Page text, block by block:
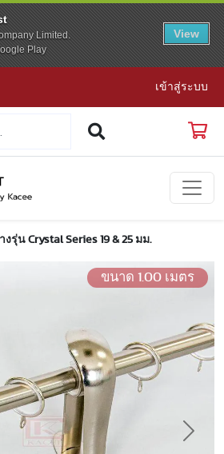
Limited.
Play
View
เข้าสู่ระบบ
งรุ่น Crystal Series 19 & 25 มม.
ขนาด 1.00 เมตร
Next